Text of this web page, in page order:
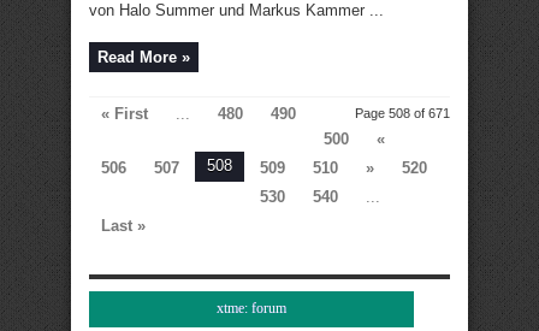
von Halo Summer und Markus Kammer ...
Read More »
Page 508 of 671
« First ... 480
490
500
«
506
507 508 509 510 »
520
530
540
...
Last »
xtme: forum